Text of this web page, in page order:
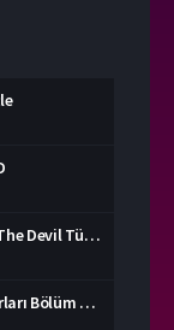
The Gangster, The Cop and The Devil Türkçe Dublaj İzle
Harry Potter 8 Ölüm Yadirgarları Bölüm 2 İzle